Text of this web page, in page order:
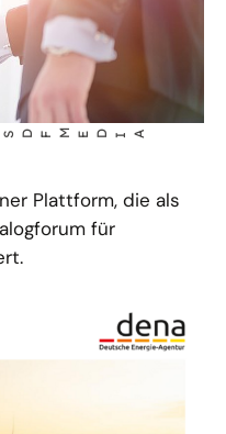
IA
Plattform, die als
für